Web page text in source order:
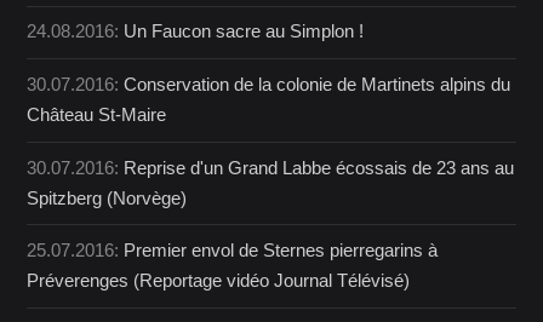
24.08.2016: Un Faucon sacre au Simplon !
30.07.2016:Conservation de la colonie de Martinets alpins du
Château St-Maire
30.07.2016: Reprise d'un Grand Labbe écossais de 23 ans au
Spitzberg (Norvège)
25.07.2016: Premier envol de Sternes pierregarins à
Préverenges (Reportage vidéo Journal Télévisé)